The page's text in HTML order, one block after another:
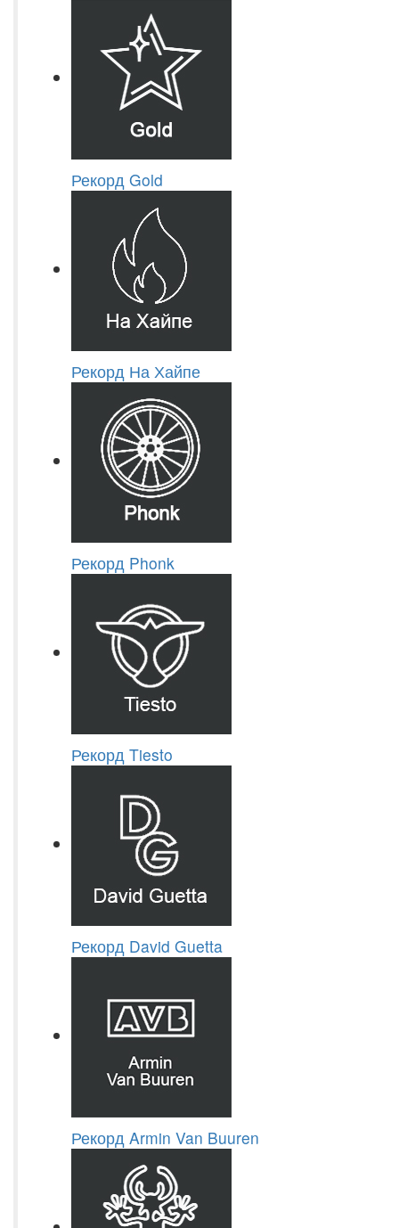
Рекорд Gold
Рекорд На Хайпе
Рекорд Phonk
Рекорд Tiesto
Рекорд David Guetta
Рекорд Armin Van Buuren